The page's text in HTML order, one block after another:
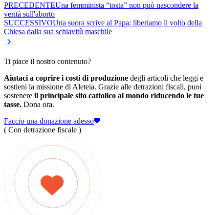
PRECEDENTEUna femminista “tosta” non può nascondere la
verità sull'aborto
SUCCESSIVOUna suora scrive al Papa: liberiamo il volto della
Chiesa dalla sua schiavitù maschile
Ti piace il nostro contenuto?
Aiutaci a coprire i costi di produzione degli articoli che leggi e
sostieni la missione di Aleteia. Grazie alle detrazioni fiscali, puoi
sostenere il principale sito cattolico al mondo riducendo le tue
tasse. Dona ora.
Faccio una donazione adesso
( Con detrazione fiscale )